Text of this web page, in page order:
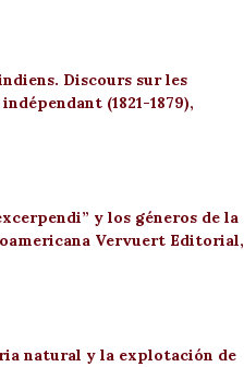
Discours sur les
(1821-1879),
y los géneros de la
Vervuert Editorial,
natural y la explotación de